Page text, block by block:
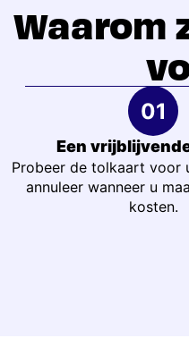
Waarom
Een
Probeer de tolkaart voor
annuleer wanneer u
kosten.